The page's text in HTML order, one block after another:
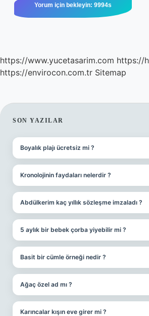
https://www.yucetasarim.com https://
https://envirocon.com.tr Sitemap
SIDEBAR
SON YAZILAR
Boyalık plajı ücretsiz mi ?
Kronolojinin faydaları nelerdir ?
Abdülkerim kaç yıllık sözleşme imzaladı ?
5 aylık bir bebek çorba yiyebilir mi ?
Basit bir cümle örneği nedir ?
Ağaç özel ad mı ?
Karıncalar kışın eve girer mi ?